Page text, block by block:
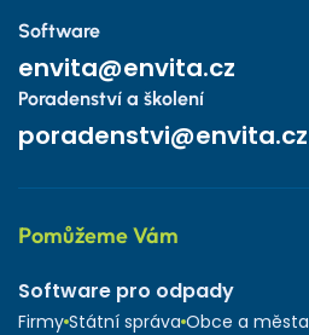
Software
envita@envita.cz
Poradenství a školení
poradenstvi@envita.cz
Pomůžeme Vám
Software pro odpady
Firmy Státní správa Obce a města